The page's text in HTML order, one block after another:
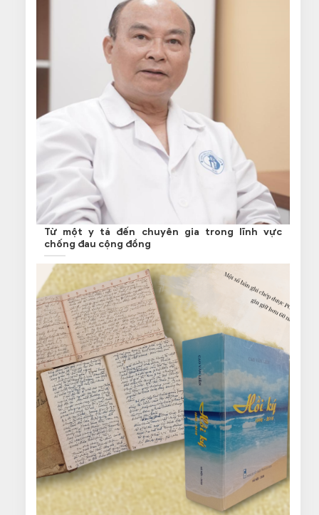
Từ một y tá đến chuyên gia trong lĩnh vực
chống đau cộng đồng